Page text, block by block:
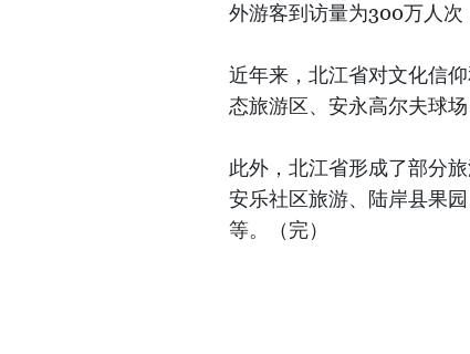
外游客到访量为300万人次
近年来，北江省对文化信
态旅游区、安永高尔夫球
此外，北江省形成了部分
安乐社区旅游、陆岸县果
等。（完）